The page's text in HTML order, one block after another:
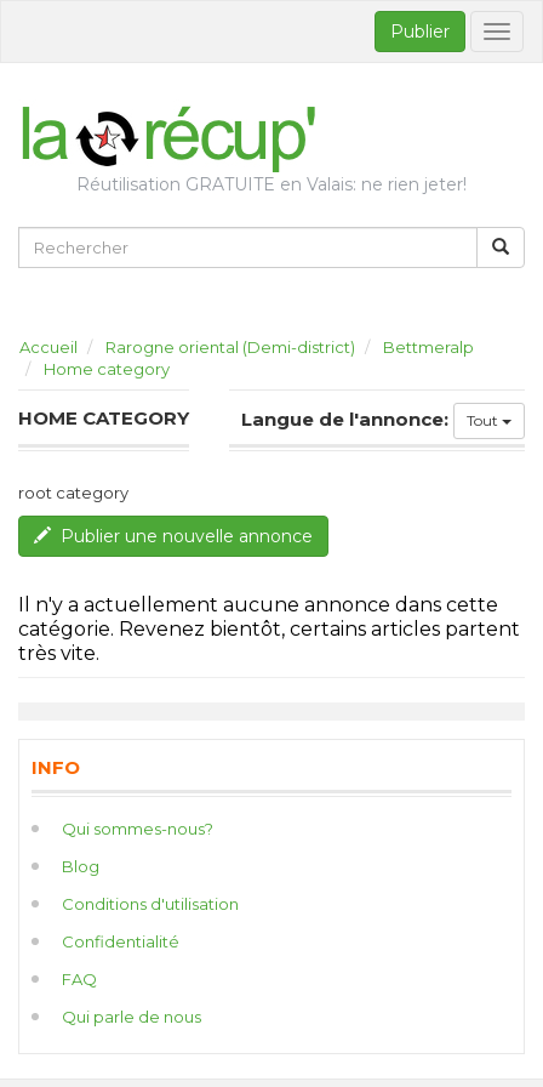
Publier
Réutilisation GRATUITE en Valais: ne rien jeter!
Accueil Rarogne oriental (Demi-district)
Bettmeralp
Home category
HOME CATEGORY Langue de l'annonce: Tout
root category
Publier une nouvelle annonce
Il n'y a actuellement aucune annonce dans cette
catégorie. Revenez bientôt, certains articles partent
très vite.
INFO
Qui sommes-nous?
Blog
Conditions d'utilisation
Confidentialité
FAQ
Qui parle de nous